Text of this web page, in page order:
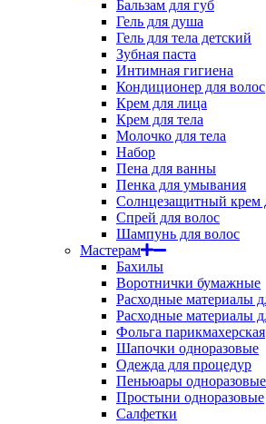
Бальзам для губ
Гель для душа
Гель для тела детский
Зубная паста
Интимная гигиена
Кондиционер для волос
Крем для лица
Крем для тела
Молочко для тела
Набор
Пена для ванны
Пенка для умывания
Солнцезащитный крем
Спрей для волос
Шампунь для волос
Мастерам
Бахилы
Воротнички бумажные
Расходные материалы
Расходные материалы
Фольга парикмахерская
Шапочки одноразовые
Одежда для процедур
Пеньюары одноразовые
Простыни одноразовые
Салфетки